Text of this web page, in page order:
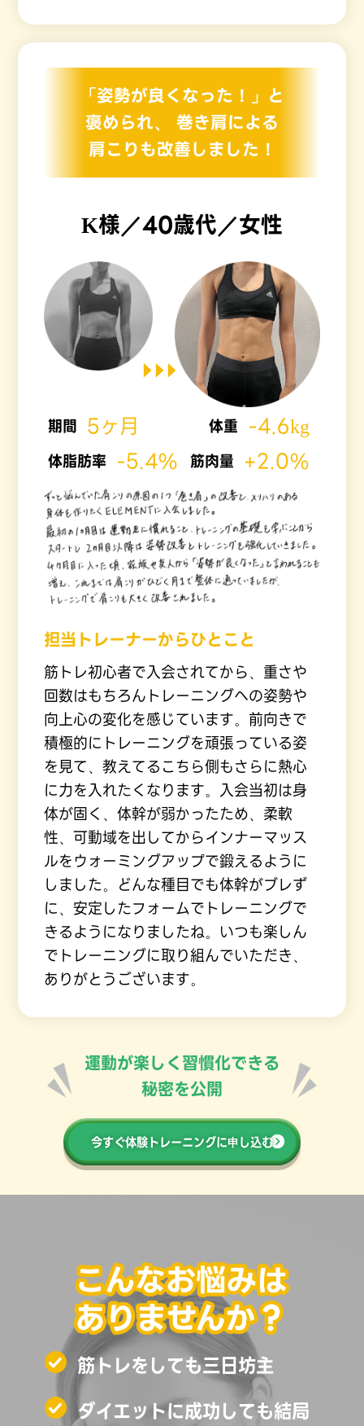
「姿勢が良くなった！」と
褒められ、
巻き肩による
肩こりも改善しました！
K様／40歳代／女性
期間 5ヶ月 体重 -4.6kg
体脂肪率 -5.4% 筋肉量 +2.0%
担当トレーナーからひとこと
筋トレ初心者で入会されてから、重さや
回数はもちろんトレーニングへの姿勢や
向上心の変化を感じています。前向きで
積極的にトレーニングを頑張っている姿
を見て、教えてるこちら側もさらに熱心
に力を入れたくなります。入会当初は身
体が固く、体幹が弱かったため、柔軟
性、可動域を出してからインナーマッス
ルをウォーミングアップで鍛えるように
しました。どんな種目でも体幹がブレず
に、安定したフォームでトレーニングで
きるようになりましたね。いつも楽しん
でトレーニングに取り組んでいただき、
ありがとうございます。
運動が楽しく習慣化できる
秘密を公開
今すぐ体験トレーニングに申し込む
筋トレをしても三日坊主
ダイエットに成功しても結局